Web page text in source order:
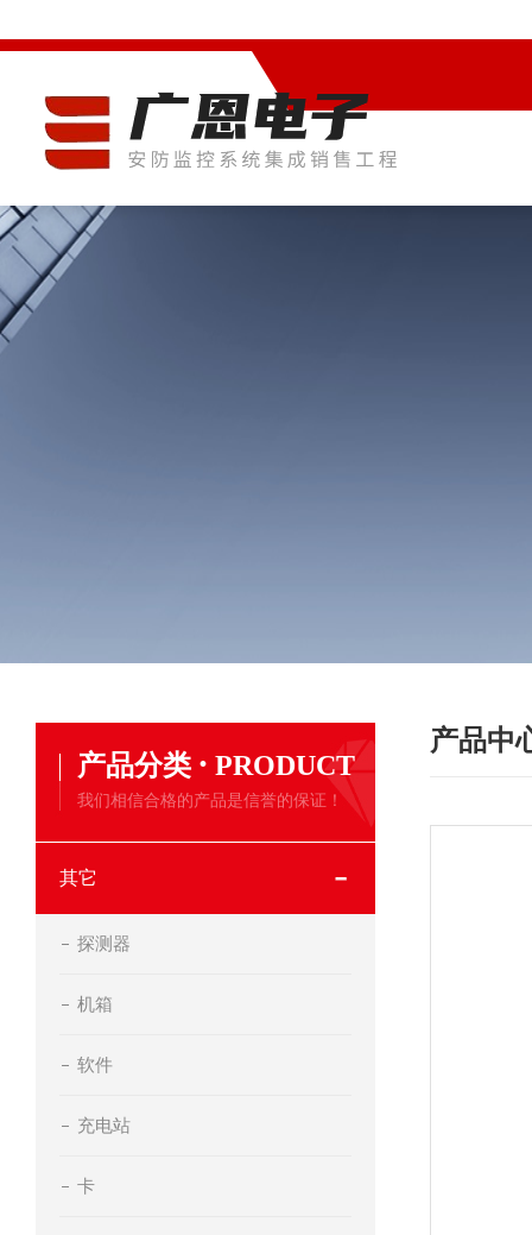
产品分类 · PRODUCT
我们相信合格的产品是信誉的保证！
其它
探测器
机箱
软件
充电站
卡
产品中